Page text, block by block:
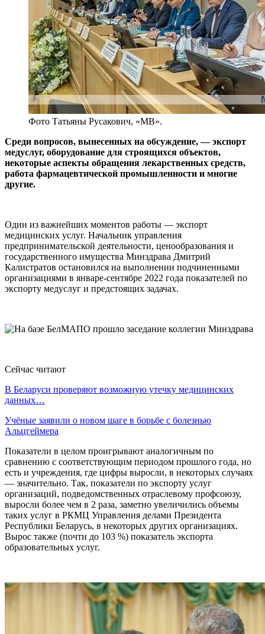
Фото Татьяны Русакович, «МВ».
Среди вопросов, вынесенных на обсуждение, — экспорт
медуслуг, оборудование для строящихся объектов,
некоторые аспекты обращения лекарственных средств,
работа фармацевтической промышленности и многие
другие.
Один из важнейших моментов работы — экспорт
медицинских услуг. Начальник управления
предпринимательской деятельности, ценообразования и
государственного имущества Минздрава Дмитрий
Калистратов остановился на выполнении подчиненными
организациями в январе-сентябре 2022 года показателей по
экспорту медуслуг и предстоящих задачах.
Сейчас читают
В Беларуси проверяют возможную утечку медицинских
данных…
Учёные заявили о новом шаге в борьбе с болезнью
Альцгеймера
Показатели в целом проигрывают аналогичным по
сравнению с соответствующим периодом прошлого года, но
есть и учреждения, где цифры выросли, в некоторых случаях
— значительно. Так, показатели по экспорту услуг
организаций, подведомственных отраслевому профсоюзу,
выросли более чем в 2 раза, заметно увеличились объемы
таких услуг в РКМЦ Управления делами Президента
Республики Беларусь, в некоторых других организациях.
Вырос также (почти до 103 %) показатель экспорта
образовательных услуг.